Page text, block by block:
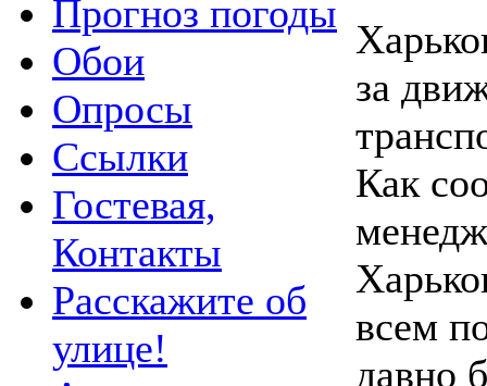
Прогноз погоды
Обои
Опросы
Ссылки
Гостевая,
Контакты
Расскажите об
улице!
за
Как
всем
давно